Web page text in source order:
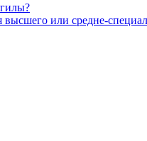
или средне-